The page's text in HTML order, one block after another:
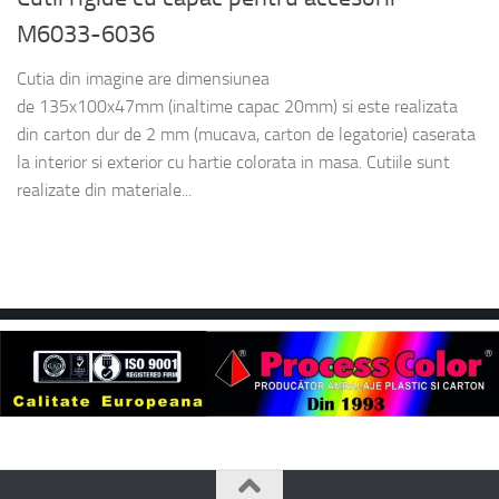
M6033-6036
Cutia din imagine are dimensiunea
de 135x100x47mm (inaltime capac 20mm) si este realizata
din carton dur de 2 mm (mucava, carton de legatorie) caserata
la interior si exterior cu hartie colorata in masa. Cutiile sunt
realizate din materiale...